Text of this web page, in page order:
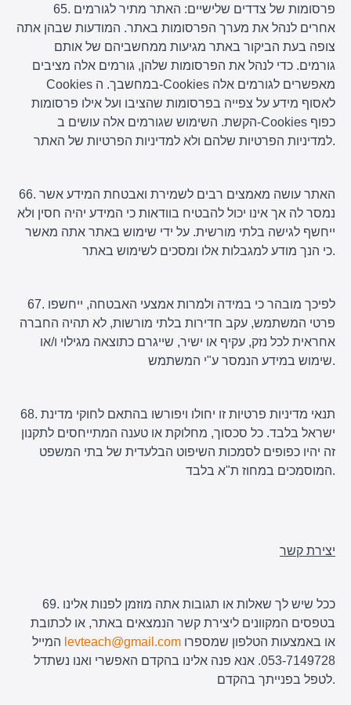
65. פרסומות של צדדים שלישיים: האתר מתיר לגורמים
אחרים לנהל את מערך הפרסומות באתר. המודעות שבהן אתה
צופה בעת הביקור באתר מגיעות ממחשביהם של אותם
גורמים. כדי לנהל את הפרסומות שלהן, גורמים אלה מציבים
Cookies במחשבך. ה-Cookies מאפשרים לגורמים אלה
לאסוף מידע על צפייה בפרסומות שהציבו ועל אילו פרסומות
הקשת. השימוש שגורמים אלה עושים ב-Cookies כפוף
למדיניות הפרטיות שלהם ולא למדיניות הפרטיות של האתר.
66. האתר עושה מאמצים רבים לשמירת ואבטחת המידע אשר
נמסר לה אך אינו יכול להבטיח בוודאות כי המידע יהיה חסין ולא
ייחשף לגישה בלתי מורשית. על ידי שימוש באתר אתה מאשר
כי הנך מודע למגבלות אלו ומסכים לשימוש באתר.
67. לפיכך מובהר כי במידה ולמרות אמצעי האבטחה, ייחשפו
פרטי המשתמש, עקב חדירות בלתי מורשות, לא תהיה החברה
אחראית לכל נזק, עקיף או ישיר, שייגרם כתוצאה מגילוי ו/או
שימוש במידע הנמסר ע"י המשתמש.
68. תנאי מדיניות פרטיות זו יחולו ויפורשו בהתאם לחוקי מדינת
ישראל בלבד. כל סכסוך, מחלוקת או טענה המתייחסים לתקנון
זה יהיו כפופים לסמכות השיפוט הבלעדית של בתי המשפט
המוסמכים במחוז ת"א בלבד.
יצירת קשר
69. ככל שיש לך שאלות או תגובות אתה מוזמן לפנות אלינו
בטפסים המקוונים ליצירת קשר הנמצאים באתר, או לכתובת
levteach@gmail.com
053-7149728. אנא פנה אלינו בהקדם האפשרי ואנו נשתדל
לטפל בפנייתך בהקדם.